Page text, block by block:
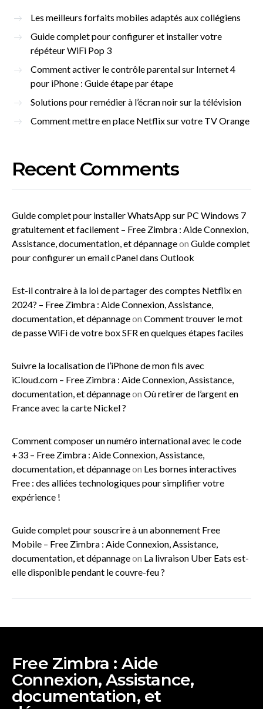
Les meilleurs forfaits mobiles adaptés aux collégiens
Guide complet pour configurer et installer votre
répéteur WiFi Pop 3
Comment activer le contrôle parental sur Internet 4
pour iPhone : Guide étape par étape
Solutions pour remédier à l’écran noir sur la télévision
Comment mettre en place Netflix sur votre TV Orange
Recent Comments
Guide complet pour installer WhatsApp sur PC Windows 7
gratuitement et facilement – Free Zimbra : Aide Connexion,
Assistance, documentation, et dépannageon Guide complet
pour configurer un email cPanel dans Outlook
Est-il contraire à la loi de partager des comptes Netflix en
2024? – Free Zimbra : Aide Connexion, Assistance,
documentation, et dépannageon Comment trouver le mot
de passe WiFi de votre box SFR en quelques étapes faciles
Suivre la localisation de l’iPhone de mon fils avec
iCloud.com – Free Zimbra : Aide Connexion, Assistance,
documentation, et dépannageon Où retirer de l’argent en
France avec la carte Nickel ?
Comment composer un numéro international avec le code
+33 – Free Zimbra : Aide Connexion, Assistance,
documentation, et dépannageon Les bornes interactives
Free : des alliées technologiques pour simplifier votre
expérience !
Guide complet pour souscrire à un abonnement Free
Mobile – Free Zimbra : Aide Connexion, Assistance,
documentation, et dépannageon La livraison Uber Eats est-
elle disponible pendant le couvre-feu ?
Free Zimbra : Aide
Connexion, Assistance,
documentation, et